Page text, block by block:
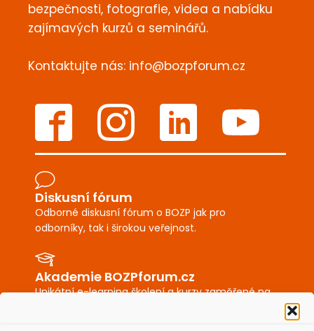
bezpečnosti, fotografie, videa a nabídku
zajímavých kurzů a seminářů.
Kontaktujte nás: info@bozpforum.cz
Diskusní fórum
Odborné diskusní fórum o BOZP jak pro
odborníky, tak i širokou veřejnost.
Akademie BOZPforum.cz
Unikátní e-learning školení a kurzy zaměřené na